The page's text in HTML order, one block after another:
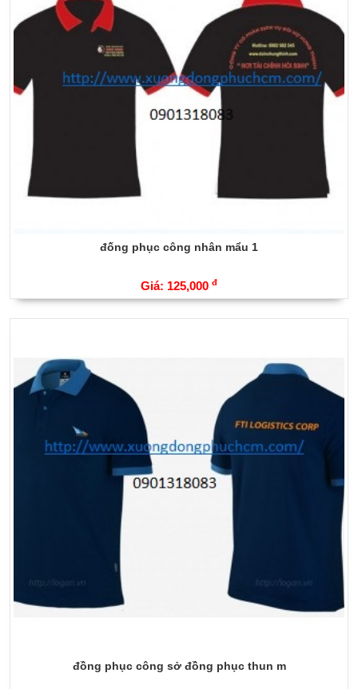
đống phục công nhân mẩu 1
Giá: 125,000 đ
đồng phục công sở đồng phục thun m